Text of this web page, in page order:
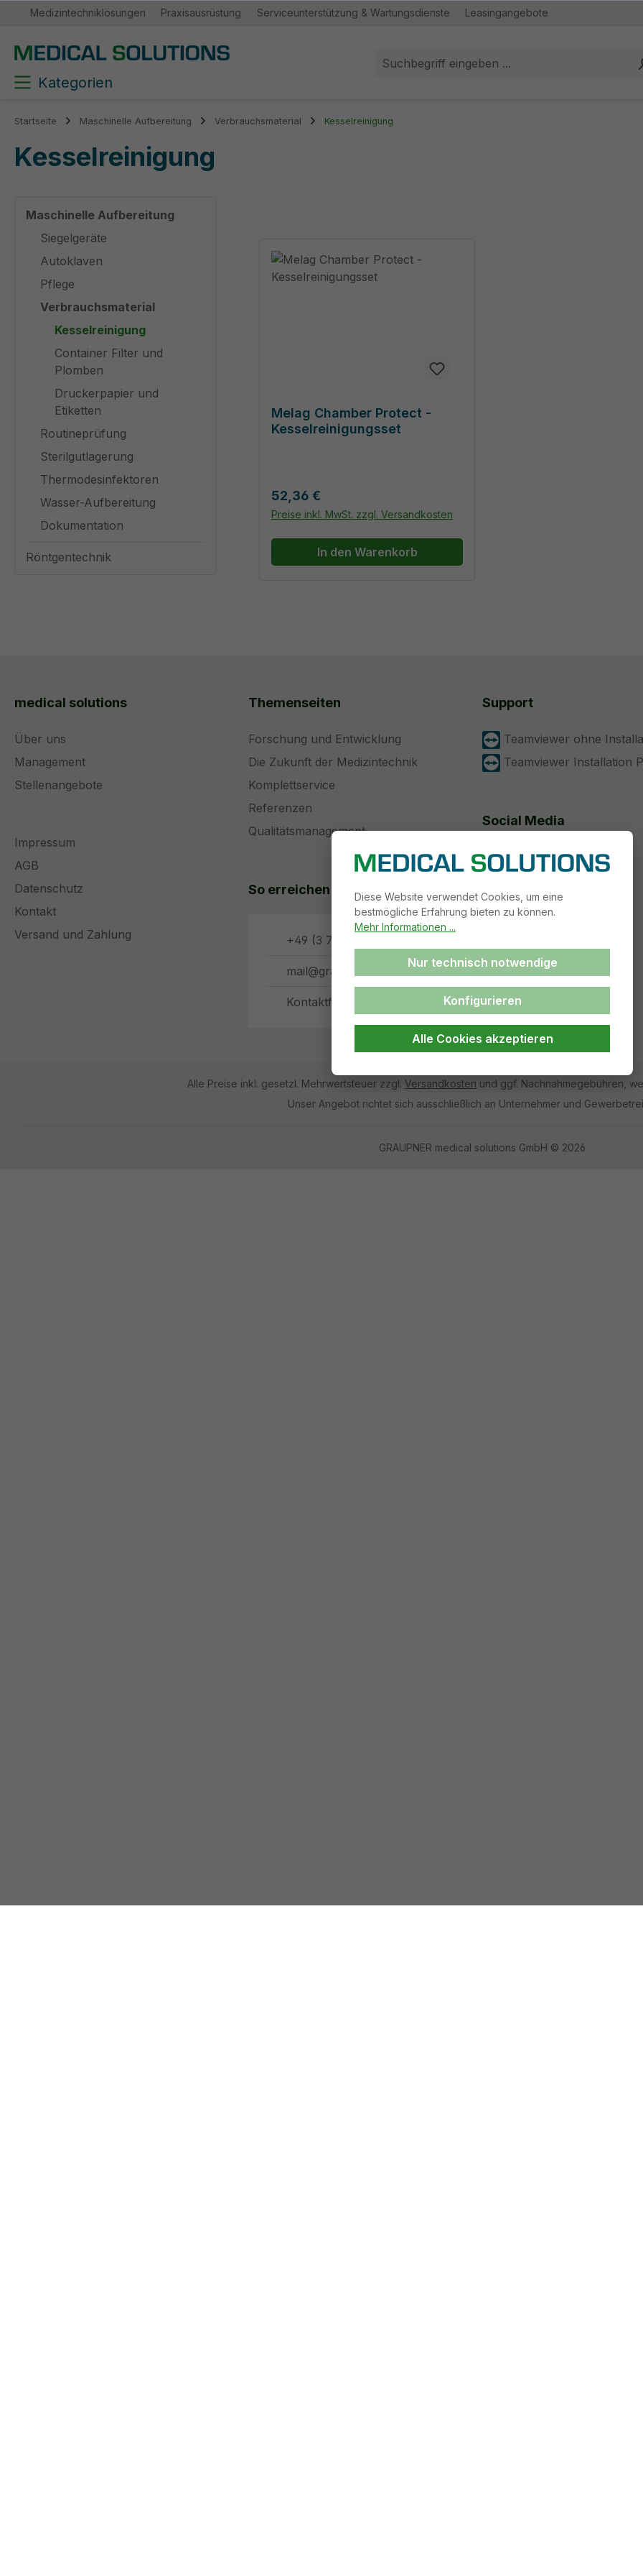
Zur Hauptnavigation springen
Medizintechniklösungen Praxisausrüstung Serviceunterstützung & Wartungsdienste Leasingangebote
Kategorien
Startseite Maschinelle Aufbereitung Verbrauchsmaterial Kesselreinigung
Kesselreinigung
Maschinelle Aufbereitung
Siegelgeräte
Autoklaven
Pflege
Verbrauchsmaterial
Kesselreinigung
Container Filter und
Plomben
Druckerpapier und
Etiketten
Routineprüfung
Sterilgutlagerung
Thermodesinfektoren
Wasser-Aufbereitung
Dokumentation
Röntgentechnik
Melag Chamber Protect -
Kesselreinigungsset
Regulärer Preis:
52,36 €
Preise inkl. MwSt. zzgl. Versandkosten
In den Warenkorb
medical solutions
Über uns
Management
Stellenangebote
Impressum
AGB
Datenschutz
Kontakt
Versand und Zahlung
Themenseiten
Forschung und Entwicklung
Die Zukunft der Medizintechnik
Komplettservice
Referenzen
Qualitätsmanagement
So erreichen Sie uns
+49 (3 73 46) 69 93-30
mail@graupner-medizin.de
Kontaktformular
Support
Teamviewer ohne
Teamviewer Installation
Social Media
Folgen Sie uns auf:
Alle Preise inkl. gesetzl. Mehrwertsteuer zzgl. Versandkosten und ggf. Nachnahmegebühren,
Unser Angebot richtet sich ausschließlich an Unternehmer und
GRAUPNER medical solutions GmbH © 2026
Diese Website verwendet Cookies, um eine
bestmögliche Erfahrung bieten zu können.
Mehr Informationen ...
Nur technisch notwendige
Konfigurieren
Alle Cookies akzeptieren